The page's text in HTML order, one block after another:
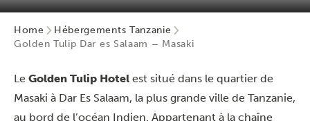
Home
Hébergements Tanzanie
Golden Tulip Dar es Salaam – Masaki
Le Golden Tulip Hotel est situé dans le quartier de
Masaki à Dar Es Salaam, la plus grande ville de Tanzanie,
au bord de l’océan Indien. Appartenant à la chaîne